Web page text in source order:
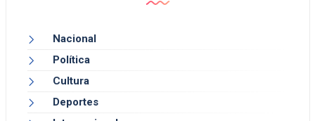
Nacional
Política
Cultura
Deportes